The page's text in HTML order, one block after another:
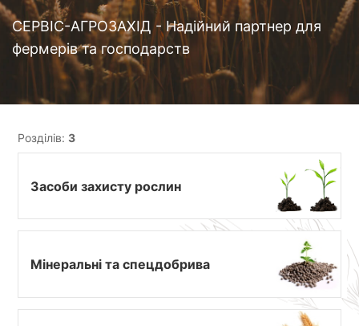
СЕРВІС-АГРОЗАХІД - Надійний партнер для
фермерів та господарств
Розділів: 3
Засоби захисту рослин
Мінеральні та спецдобрива